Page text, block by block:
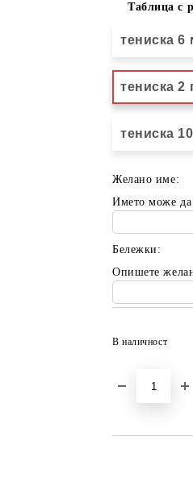
Таблица с
тениска 6
тениска 2
тениска
Желано име:
Името може да
Бележки:
Опишете
В наличност